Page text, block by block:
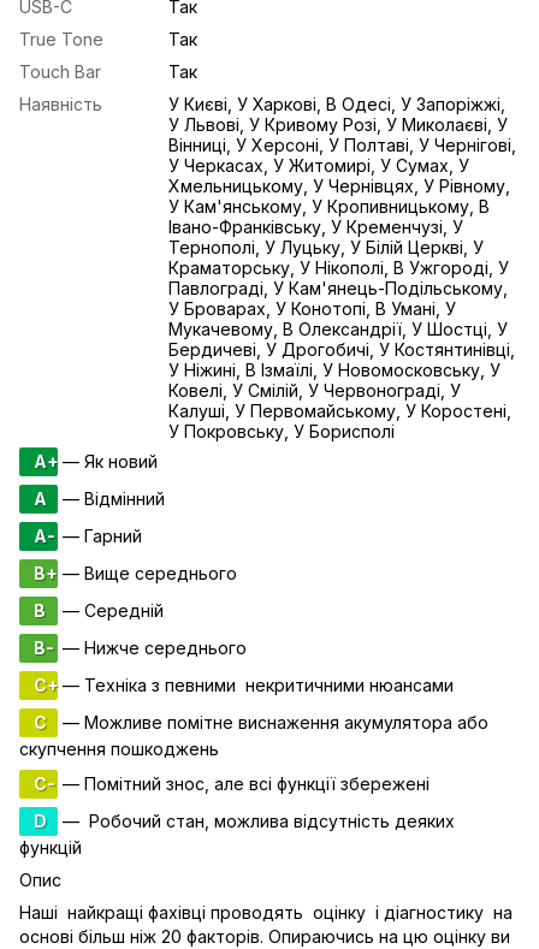
USB-С
Так
True Tone
Так
Touch Bar
Так
Наявність
У Києві, У Харкові, В Одесі, У Запоріжжі,
У Львові, У Кривому Розі, У Миколаєві, У
Вінниці, У Херсоні, У Полтаві, У Чернігові,
У Черкасах, У Житомирі, У Сумах, У
Хмельницькому, У Чернівцях, У Рівному,
У Кам'янському, У Кропивницькому, В
Івано-Франківську, У Кременчузі, У
Тернополі, У Луцьку, У Білій Церкві, У
Краматорську, У Нікополі, В Ужгороді, У
Павлограді, У Кам'янець-Подільському,
У Броварах, У Конотопі, В Умані, У
Мукачевому, В Олександрії, У Шостці, У
Бердичеві, У Дрогобичі, У Костянтинівці,
У Ніжині, В Ізмаїлі, У Новомосковську, У
Ковелі, У Смілій, У Червонограді, У
Калуші, У Первомайському, У Коростені,
У Покровську, У Борисполі
A+— Як новий
A
— Відмінний
A- — Гарний
B+ — Вище середнього
B
— Середній
B- — Нижче середнього
C+— Техніка з певними некритичними нюансами
C
— Можливе помітне виснаження акумулятора або
скупчення пошкоджень
C- — Помітний знос, але всі функції збережені
D
— Робочий стан, можлива відсутність деяких
функцій
Опис
Наші найкращі фахівці проводять оцінку і діагностику на
основі більш ніж 20 факторів. Опираючись на цю оцінку ви